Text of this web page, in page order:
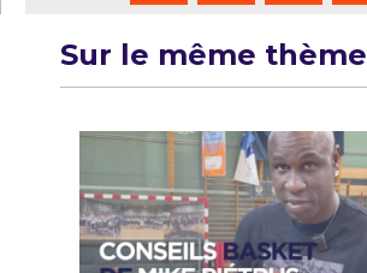
Sur le même thème